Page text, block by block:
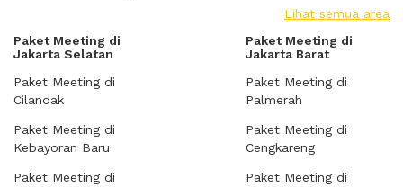
Lihat semua area
Paket Meeting di
Jakarta Selatan
Paket Meeting di
Cilandak
Paket Meeting di
Kebayoran Baru
Paket Meeting di
Paket Meeting di
Jakarta Barat
Paket Meeting di
Palmerah
Paket Meeting di
Cengkareng
Paket Meeting di